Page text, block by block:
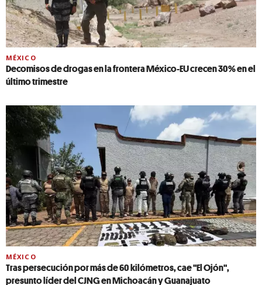
MÉXICO
Decomisos de drogas en la frontera México-EU crecen 30% en el
último trimestre
MÉXICO
Tras persecución por más de 60 kilómetros, cae "El Ojón",
presunto líder del CJNG en Michoacán y Guanajuato